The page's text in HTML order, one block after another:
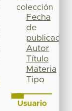
colección
Fecha
de
publicación
Autor
Título
Materia
Tipo
Usuario